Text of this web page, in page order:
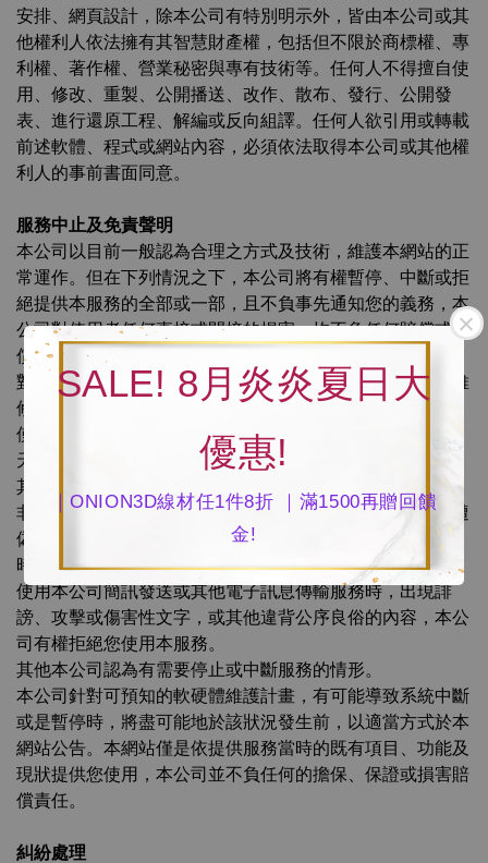
SALE! 8月炎炎夏日大
優惠!
｜ONION3D線材任1件8折 ｜滿1500再贈回饋
金!
安排、網頁設計，除本公司有特別明示外，皆由本公司或其
他權利人依法擁有其智慧財產權，包括但不限於商標權、專
利權、著作權、營業秘密與專有技術等。任何人不得擅自使
用、修改、重製、公開播送、改作、散布、發行、公開發
表、進行還原工程、解編或反向組譯。任何人欲引用或轉載
前述軟體、程式或網站內容，必須依法取得本公司或其他權
利人的事前書面同意。
服務中止及免責聲明
本公司以目前一般認為合理之方式及技術，維護本網站的正
常運作。但在下列情況之下，本公司將有權暫停、中斷或拒
絕提供本服務的全部或一部，且不負事先通知您的義務，本
公司對使用者任何直接或間接的損害，均不負任何賠償或補
償的義務：
對本服務相關軟硬體設備進行搬遷、更換、升級、保養或維
修時；
使用者有任何違反政府法令或本同意書的情形；
天災或其他不可抗力因素所導致的服務停止或中斷；
其他不可歸責於本公司事由所致的服務停止或中斷；
非本公司所得控制的事由而致本服務資訊顯示不正確、或遭
偽造、竄改、刪除或擷取、或致系統中斷或不能正常運作
時。
使用本公司簡訊發送或其他電子訊息傳輸服務時，出現誹
謗、攻擊或傷害性文字，或其他違背公序良俗的內容，本公
司有權拒絕您使用本服務。
其他本公司認為有需要停止或中斷服務的情形。
本公司針對可預知的軟硬體維護計畫，有可能導致系統中斷
或是暫停時，將盡可能地於該狀況發生前，以適當方式於本
網站公告。本網站僅是依提供服務當時的既有項目、功能及
現狀提供您使用，本公司並不負任何的擔保、保證或損害賠
償責任。
糾紛處理